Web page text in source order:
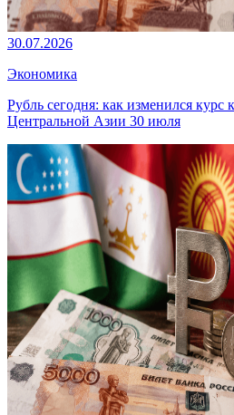
30.07.2026
Экономика
Рубль сегодня: как изменился курс
Центральной Азии 30 июля